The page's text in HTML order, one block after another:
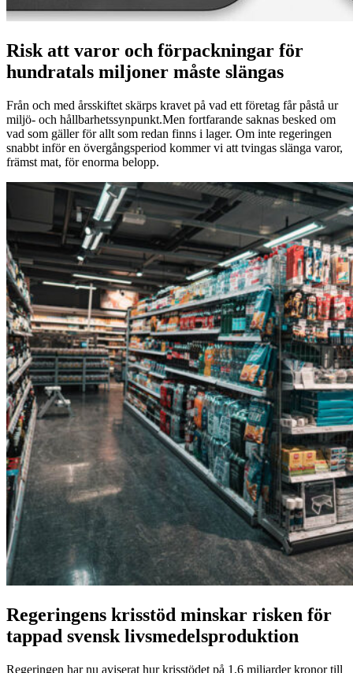
Risk att varor och förpackningar för
hundratals miljoner måste slängas
Från och med årsskiftet skärps kravet på vad ett företag får påstå ur
miljö- och hållbarhetssynpunkt.Men fortfarande saknas besked om
vad som gäller för allt som redan finns i lager. Om inte regeringen
snabbt inför en övergångsperiod kommer vi att tvingas slänga varor,
främst mat, för enorma belopp.
Regeringens krisstöd minskar risken för
tappad svensk livsmedelsproduktion
Regeringen har nu aviserat hur krisstödet på 1,6 miljarder kronor till